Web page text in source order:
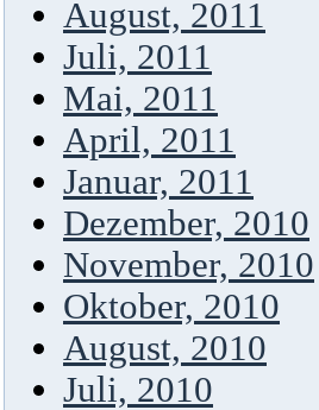
August, 2011
Juli, 2011
Mai, 2011
April, 2011
Januar, 2011
Dezember, 2010
November, 2010
Oktober, 2010
August, 2010
Juli, 2010